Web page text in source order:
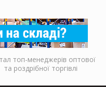
топ-менеджерів оптової
та роздрібної торгівлі